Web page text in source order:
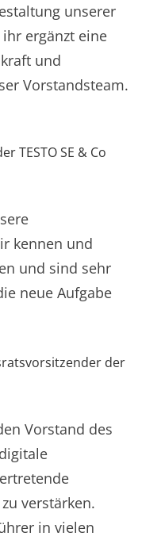
unserer
ergänzt eine
und
Vorstandsteam.
TESTO SE & Co
kennen und
und sind sehr
neue Aufgabe
der
Vorstand des
verstärken.
in vielen